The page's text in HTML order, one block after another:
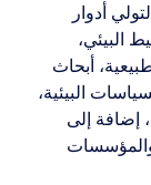
أدوار
البيئي،
أبحاث
البيئية،
إضافة إلى